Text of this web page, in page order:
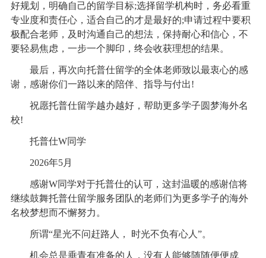
好规划，明确自己的留学目标;选择留学机构时，务必看重
专业度和责任心，适合自己的才是最好的;申请过程中要积
极配合老师，及时沟通自己的想法，保持耐心和信心，不
要轻易焦虑，一步一个脚印，终会收获理想的结果。
最后，再次向托普仕留学的全体老师致以最衷心的感
谢，感谢你们一路以来的陪伴、指导与付出!
祝愿托普仕留学越办越好，帮助更多学子圆梦海外名
校!
托普仕W同学
2026年5月
感谢W同学对于托普仕的认可，这封温暖的感谢信将
继续鼓舞托普仕留学服务团队的老师们为更多学子的海外
名校梦想而不懈努力。
所谓“星光不问赶路人， 时光不负有心人”。
机会总是垂青有准备的人，没有人能够随随便便成